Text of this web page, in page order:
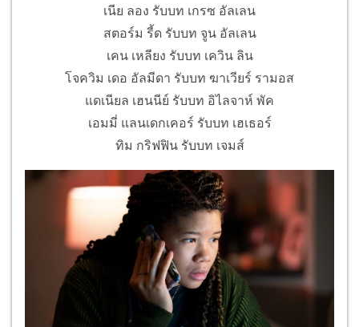
เนีย ลอง รับบท เกรซ อัลเลน
สตอร์ม รี้ด รับบท จูน อัลเลน
เคน เหลียง รับบท เควิน ลิน
โจควิม เดอ อัลมีดา รับบท ฆาเวียร์ รามอส
แดเนียล เฮนนีย์ รับบท อิไลจาห์ พัค
เอมมี่ แลนเดกเคอร์ รับบท เฮเธอร์
ทิม กริฟฟิน รับบท เจมส์